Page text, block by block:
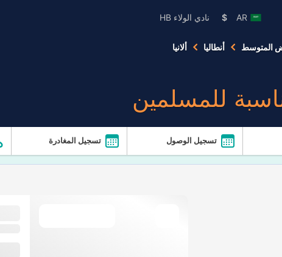
AR
$ نادي الولاء HB
المتوسط أنطاليا ألانيا
للمسلمين
تسجيل الوصول تسجيل المغادرة